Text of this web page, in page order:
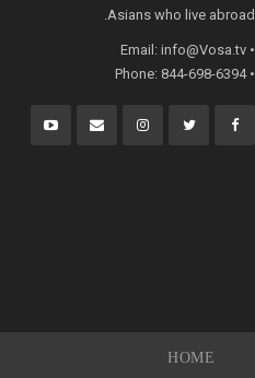
Asians who live abroad.
• Email:
info@Vosa.tv
• Phone: 844-698-6394
HOME